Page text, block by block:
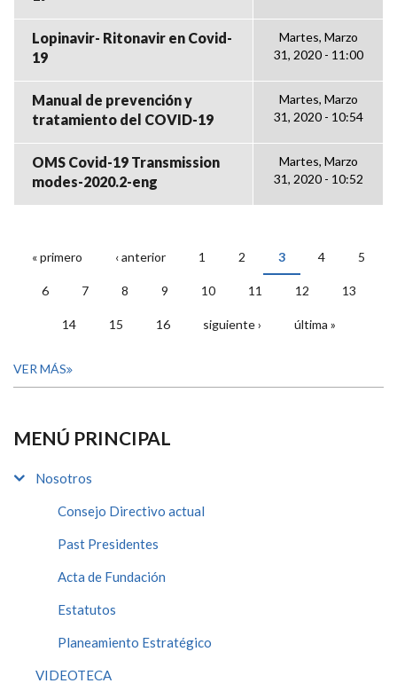
Lopinavir- Ritonavir en Covid-
19
Martes, Marzo
31, 2020 - 11:00
Manual de prevención y
tratamiento del COVID-19
Martes, Marzo
31, 2020 - 10:54
OMS Covid-19 Transmission
modes-2020.2-eng
Martes, Marzo
31, 2020 - 10:52
PÁGINAS
« primero ‹ anterior 1 2 3 4 5
6 7 8 9 10 11 12 13
14 15 16 siguiente › última »
VER MÁS
MENÚ PRINCIPAL
Nosotros
Consejo Directivo actual
Past Presidentes
Acta de Fundación
Estatutos
Planeamiento Estratégico
VIDEOTECA